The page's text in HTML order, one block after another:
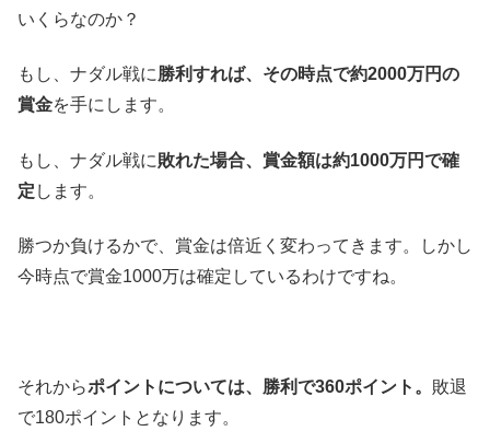
いくらなのか？
もし、ナダル戦に勝利すれば、その時点で約2000万円の
賞金を手にします。
もし、ナダル戦に敗れた場合、賞金額は約1000万円で確
定 します。
勝つか負けるかで、賞金は倍近く変わってきます。しかし
今時点で賞金1000万は確定しているわけですね。
それからポイントについては、勝利で360ポイント。 敗退
で180ポイントとなります。